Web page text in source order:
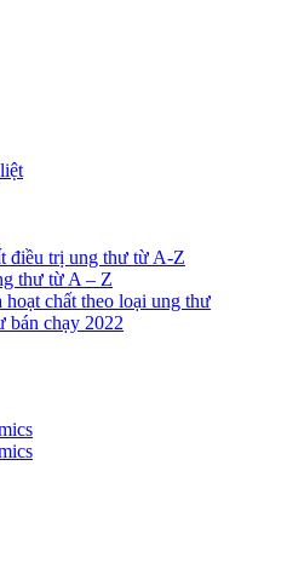
điều trị ung thư từ A-Z
thư từ A – Z
hoạt chất theo loại ung thư
bán chạy 2022